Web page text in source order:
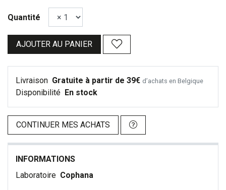
Quantité
AJOUTER AU PANIER
Livraison Gratuite à partir de 39€ d’achats en Belgique
Disponibilité En stock
CONTINUER MES ACHATS
INFORMATIONS
Laboratoire Cophana